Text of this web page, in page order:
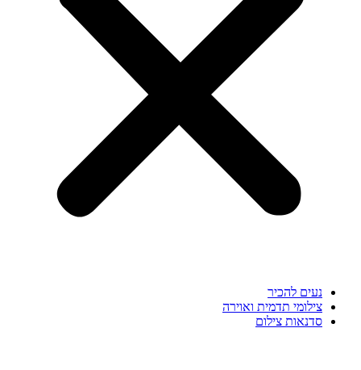
נעים להכיר
צילומי תדמית ואוירה
סדנאות צילום